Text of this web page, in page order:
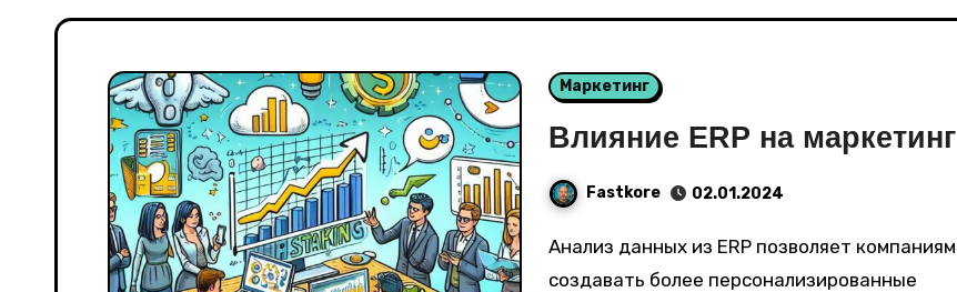
Маркетинг
Влияние ERP на маркетинг
Fastkore 02.01.2024
Анализ данных из ERP позволяет компаниям
создавать более персонализированные